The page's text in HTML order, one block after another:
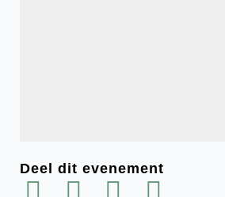
Deel dit evenement